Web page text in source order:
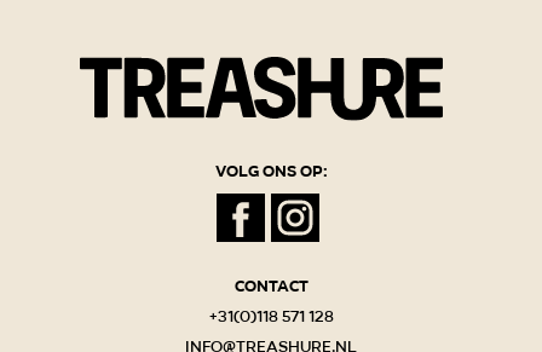
Volg ons op:
Contact
+31(0)118 571 128
info@treashure.nl